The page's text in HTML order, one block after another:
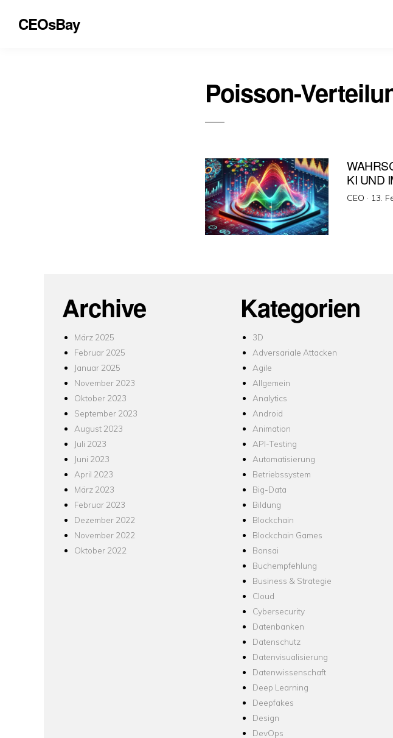
CEOsBay
Poisson-
KI UND
CEO · 13.
Archive
März 2025
Februar 2025
Januar 2025
November 2023
Oktober 2023
September 2023
August 2023
Juli 2023
Juni 2023
April 2023
März 2023
Februar 2023
Dezember 2022
November 2022
Oktober 2022
Kategorien
3D
Adversariale Attacken
Agile
Allgemein
Analytics
Android
Animation
API-Testing
Automatisierung
Betriebssystem
Big-Data
Bildung
Blockchain
Blockchain Games
Bonsai
Buchempfehlung
Business & Strategie
Cloud
Cybersecurity
Datenbanken
Datenschutz
Datenvisualisierung
Datenwissenschaft
Deep Learning
Deepfakes
Design
DevOps